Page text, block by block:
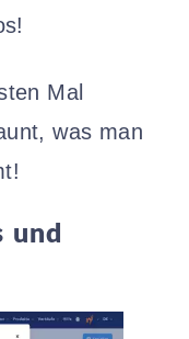
Mal
was man
und